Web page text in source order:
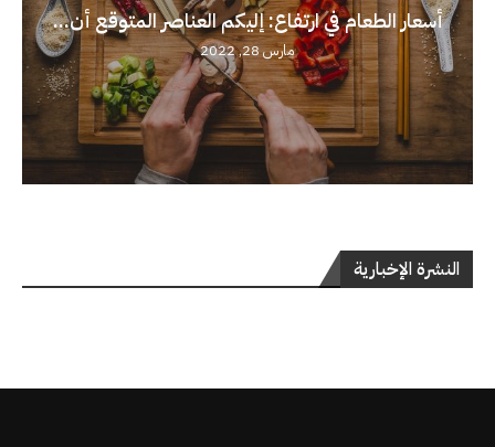
أسعار الطعام في ارتفاع: إليكم العناصر المتوقع أن...
مارس 28, 2022
النشرة الإخبارية